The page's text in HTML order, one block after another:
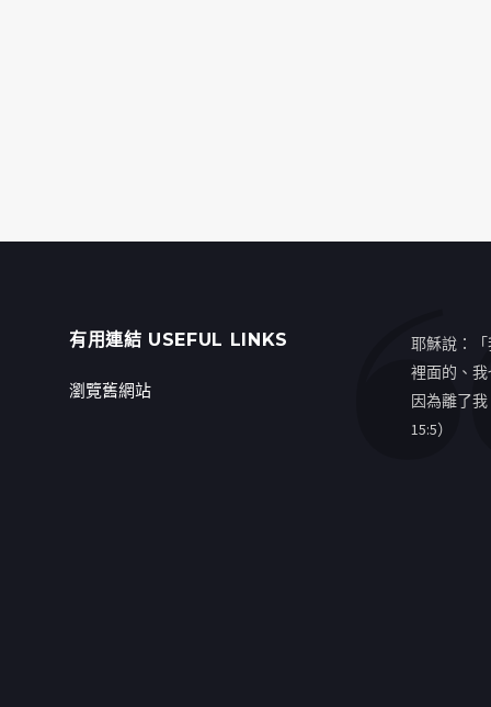
有用連結 USEFUL LINKS
瀏覽舊網站
耶穌說：
裡面的、
因為離了
15:5）